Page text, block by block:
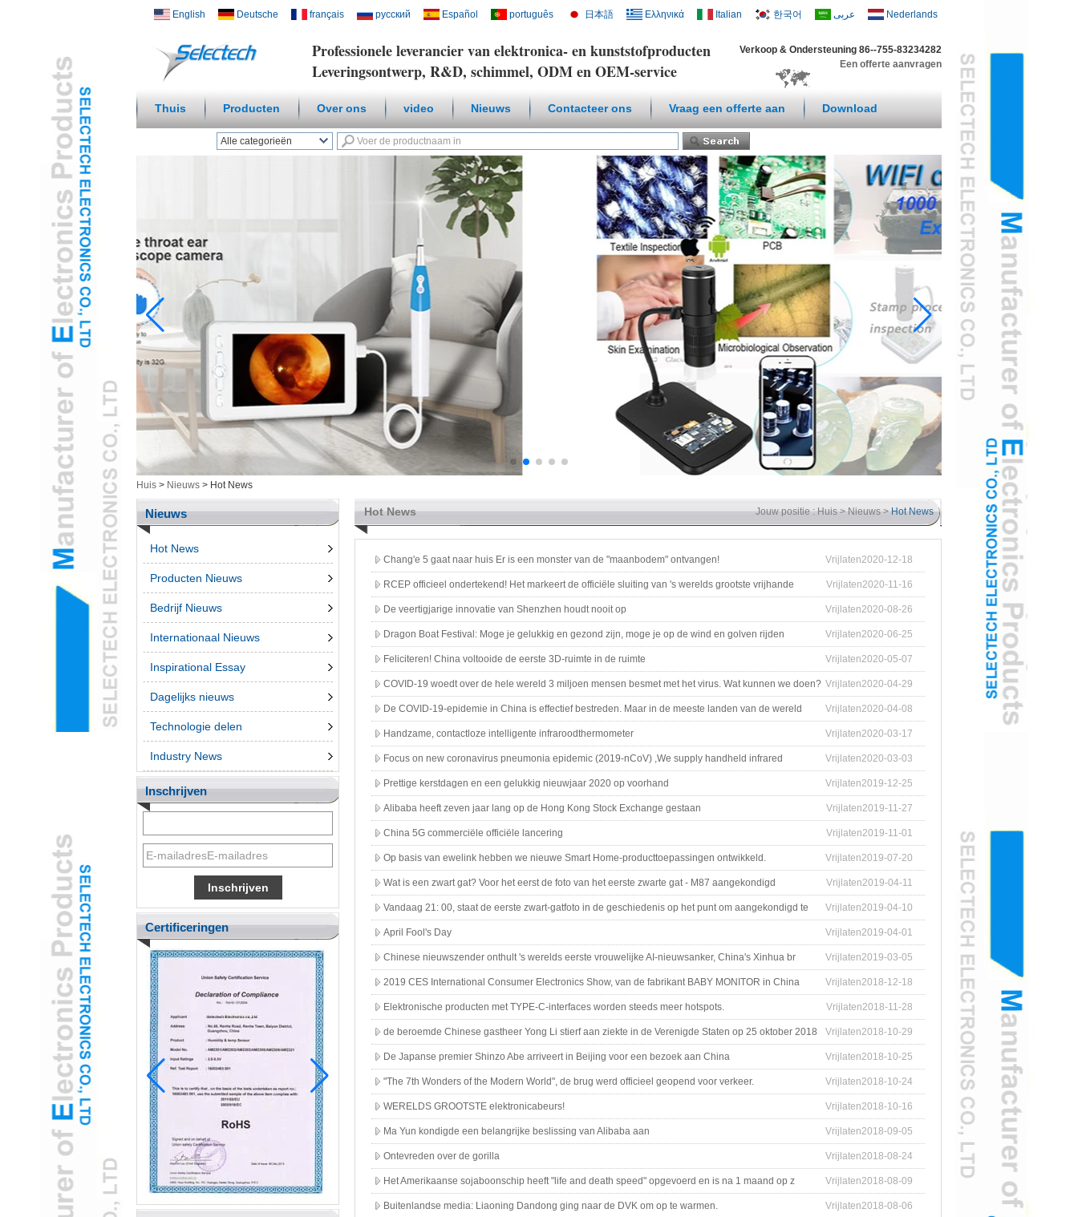
Professionele leverancier van elektronica- en kunststofproducten
Leveringsontwerp, R&D, schimmel, ODM en OEM-service
Verkoop & Ondersteuning 86--755-83234282
Een offerte aanvragen
English Deutsche français русский Español português 日本語 Ελληνικά Italian 한국어 عربى Nederlands
Thuis Producten Over ons video Nieuws Contacteer ons Vraag een offerte aan Download
Alle categorieën
Temperatuur
Vochtigheid SensorL
Travel AdapterL
USB3.0 HUBL
Gezondheid /
cosmetische cam &
itemsL
Intelligent ElectronicsL
Meting ToolingL
ProductenL
3D-penL
Telefoon accessroiesL
Huis > Nieuws > Hot News
Nieuws
Hot News
Producten Nieuws
Bedrijf Nieuws
Internationaal Nieuws
Inspirational Essay
Dagelijks nieuws
Technologie delen
Industry News
Inschrijven
Certificeringen
Pediatric Ent neemt gamified USB -oor
otoscoopcamera aan om de angst voor
kinderen te verminderen
H2 "AR-verbeterde USB-oor
otoscoopcamera transformeert
Hot News Jouw positie :Huis>Nieuws>Hot News
Vrijlaten2020-12-18
Chang'e 5 gaat naar huis Er is een monster van de "maanbodem" ontvangen!
Vrijlaten2020-11-16
RCEP officieel ondertekend! Het markeert de officiële sluiting van 's werelds grootste vrijhande
Vrijlaten2020-08-26
De veertigjarige innovatie van Shenzhen houdt nooit op
Vrijlaten2020-06-25
Dragon Boat Festival: Moge je gelukkig en gezond zijn, moge je op de wind en golven rijden
Vrijlaten2020-05-07
Feliciteren! China voltooide de eerste 3D-ruimte in de ruimte
Vrijlaten2020-04-29
COVID-19 woedt over de hele wereld 3 miljoen mensen besmet met het virus. Wat kunnen we doen?
Vrijlaten2020-04-08
De COVID-19-epidemie in China is effectief bestreden. Maar in de meeste landen van de wereld
braken Vrijlaten2020-03-17
Handzame, contactloze intelligente infraroodthermometer
Vrijlaten2020-03-03
Focus on new coronavirus pneumonia epidemic (2019-nCoV) ,We supply handheld infrared
thermometer Vrijlaten2019-12-25
Prettige kerstdagen en een gelukkig nieuwjaar 2020 op voorhand
Vrijlaten2019-11-27
Alibaba heeft zeven jaar lang op de Hong Kong Stock Exchange gestaan
Vrijlaten2019-11-01
China 5G commerciële officiële lancering
Vrijlaten2019-07-20
Op basis van ewelink hebben we nieuwe Smart Home-producttoepassingen ontwikkeld.
Vrijlaten2019-04-11
Wat is een zwart gat? Voor het eerst de foto van het eerste zwarte gat - M87 aangekondigd
Vrijlaten2019-04-10
Vandaag 21: 00, staat de eerste zwart-gatfoto in de geschiedenis op het punt om aangekondigd te
word Vrijlaten2019-04-01
April Fool's Day
Vrijlaten2019-03-05
Chinese nieuwszender onthult 's werelds eerste vrouwelijke AI-nieuwsanker, China's Xinhua br
Vrijlaten2018-12-18
2019 CES International Consumer Electronics Show, van de fabrikant BABY MONITOR in China
Vrijlaten2018-11-28
Elektronische producten met TYPE-C-interfaces worden steeds meer hotspots.
Vrijlaten2018-10-29
de beroemde Chinese gastheer Yong Li stierf aan ziekte in de Verenigde Staten op 25 oktober 2018
Vrijlaten2018-10-25
De Japanse premier Shinzo Abe arriveert in Beijing voor een bezoek aan China
Vrijlaten2018-10-24
"The 7th Wonders of the Modern World", de brug werd officieel geopend voor verkeer.
Vrijlaten2018-10-16
WERELDS GROOTSTE elektronicabeurs!
Vrijlaten2018-09-05
Ma Yun kondigde een belangrijke beslissing van Alibaba aan
Vrijlaten2018-08-24
Ontevreden over de gorilla
Vrijlaten2018-08-09
Het Amerikaanse sojaboonschip heeft "life and death speed" opgevoerd en is na 1 maand op z
Vrijlaten2018-08-06
Buitenlandse media: Liaoning Dandong ging naar de DVK om op te warmen.